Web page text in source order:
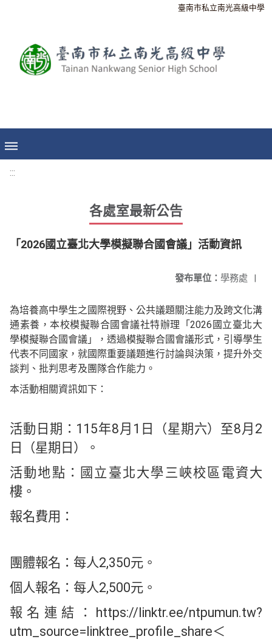
臺南市私立南光高級中學
:::
各處室最新公告
「2026國立臺北大學模擬聯合國會議」活動資訊
發布單位： 學務處 |
為培養高中學生之國際視野、公共議題關注能力及跨文化溝
通素養，本校模擬聯合國會議社特辦理「2026國立臺北大
學模擬聯合國會議」，透過模擬聯合國會議形式，引導學生
代表不同國家，就國際重要議題進行討論與決策，提升外交
談判、批判思考及團隊合作能力。
本活動相關資訊如下：
活動日期：115年8月1日（星期六）至8月2
日（星期日）。
活動地點：國立臺北大學三峽校區電資大
樓。
報名費用：
團體報名：每人2,350元。
個人報名：每人2,500元。
報名連結：https://linktr.ee/ntpumun.tw?
utm_source=linktree_profile_share＜